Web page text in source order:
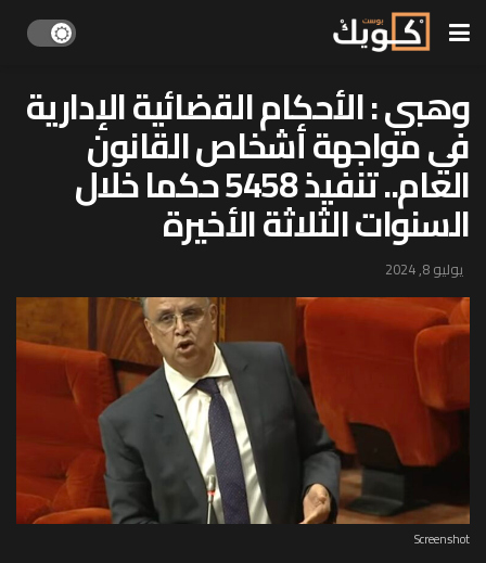
وهبي : الأحكام القضائية الإدارية
في مواجهة أشخاص القانون
العام.. تنفيذ 5458 حكما خلال
السنوات الثلاثة الأخيرة
يوليو 8, 2024
Screenshot